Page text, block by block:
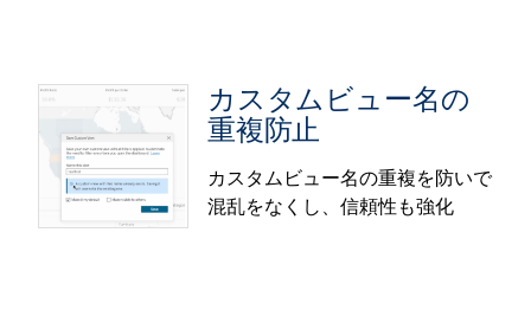
Tableau マップ: 混合ジオメトリのサポート機能は、
Tableau Cloud、Tableau Desktop、Tableau
Public で一般提供されます。
提供されます。
Tableau Server の RHEL 10 サ
ポート
法的およびセキュリティ上の理由により最新の Red
カスタムビュー名の
重複防止
カスタムビュー名の重複を防いで
混乱をなくし、信頼性も強化